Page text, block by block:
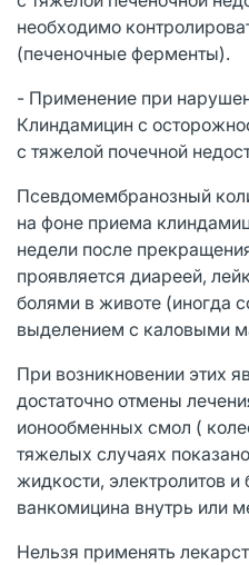
необходимо
(печеночные ферменты).
- Применение при
Клиндамицин с
с тяжелой почечной
Псевдомембранозный
на фоне приема
недели после
проявляется диареей,
болями в животе (иногда
выделением с каловыми
При возникновении этих
достаточно отмены
ионообменных смол (
тяжелых случаях
жидкости, электролитов и
ванкомицина внутрь или
Нельзя применять